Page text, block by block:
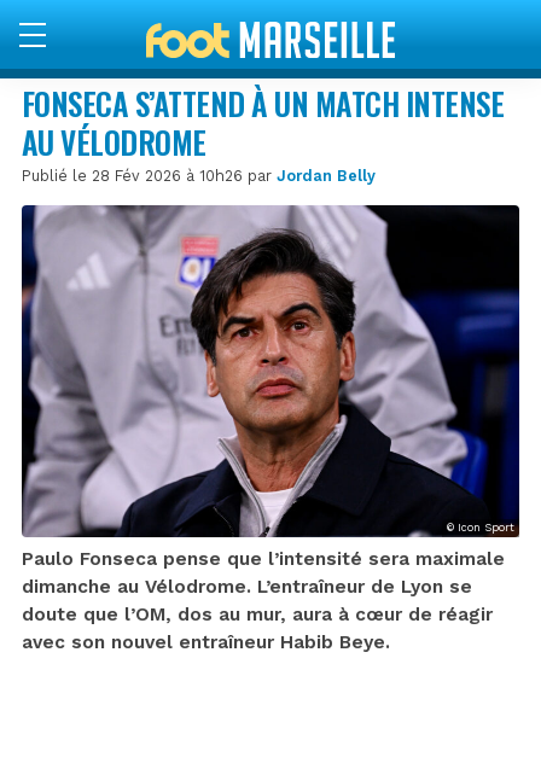
FONSECA S’ATTEND À UN MATCH INTENSE
AU VÉLODROME
Publié le 28 Fév 2026 à 10h26 par Jordan Belly
© Icon Sport
Paulo Fonseca pense que l’intensité sera maximale
dimanche au Vélodrome. L’entraîneur de Lyon se
doute que l’OM, dos au mur, aura à cœur de réagir
avec son nouvel entraîneur Habib Beye.